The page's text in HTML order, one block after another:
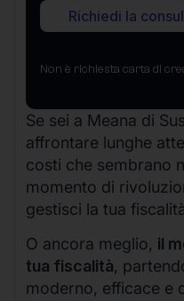
Richiedi la
Non è richiesta carta di
Se sei a Meana di
affrontare lunghe
costi che sembrano
momento di
gestisci la tua
O ancora meglio, il
tua fiscalità,
moderno, efficace e